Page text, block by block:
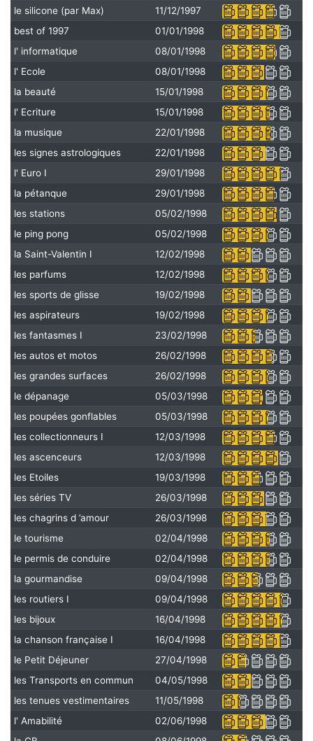
le silicone (par Max)
11/12/1997
best of 1997
01/01/1998
l' informatique
08/01/1998
l' Ecole
08/01/1998
la beauté
15/01/1998
l' Ecriture
15/01/1998
la musique
22/01/1998
les signes astrologiques
22/01/1998
l' Euro I
29/01/1998
la pétanque
29/01/1998
les stations
05/02/1998
le ping pong
05/02/1998
la Saint-Valentin I
12/02/1998
les parfums
12/02/1998
les sports de glisse
19/02/1998
les aspirateurs
19/02/1998
les fantasmes I
23/02/1998
les autos et motos
26/02/1998
les grandes surfaces
26/02/1998
le dépanage
05/03/1998
les poupées gonflables
05/03/1998
les collectionneurs I
12/03/1998
les ascenceurs
12/03/1998
les Etoiles
19/03/1998
les séries TV
26/03/1998
les chagrins d ’amour
26/03/1998
le tourisme
02/04/1998
le permis de conduire
02/04/1998
la gourmandise
09/04/1998
les routiers I
09/04/1998
les bijoux
16/04/1998
la chanson française I
16/04/1998
le Petit Déjeuner
27/04/1998
les Transports en commun
04/05/1998
les tenues vestimentaires
11/05/1998
l' Amabilité
02/06/1998